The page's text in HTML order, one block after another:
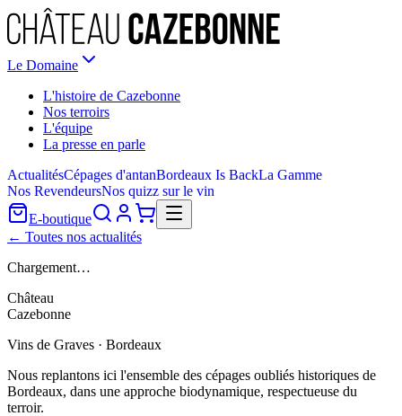
Le Domaine
L'histoire de Cazebonne
Nos terroirs
L'équipe
La presse en parle
ActualitésCépages d'antanBordeaux Is BackLa Gamme
Nos RevendeursNos quizz sur le vin
E-boutique
← Toutes nos actualités
Chargement…
Château
Cazebonne
Vins de Graves · Bordeaux
Nous replantons ici l'ensemble des cépages oubliés historiques de
Bordeaux, dans une approche biodynamique, respectueuse du
terroir.